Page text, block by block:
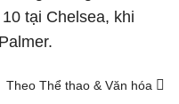
tại Chelsea, khi
Theo Thể thao & Văn hóa